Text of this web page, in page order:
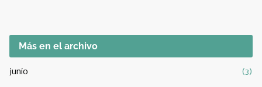
Más en el archivo
junio (3)